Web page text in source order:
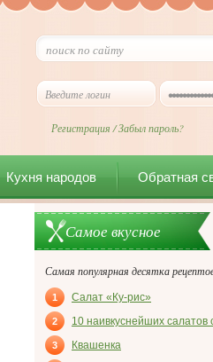
Регистрация /Забыл пароль?
Кухня народов Обратная
Самое вкусное
Самая популярная десятка
1 Салат «Ку-рис»
2 10 наивкуснейших салатов
3 Квашенка